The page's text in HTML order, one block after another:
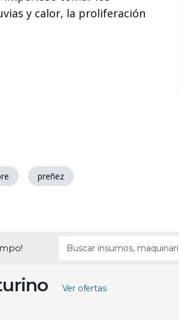
y calor, la proliferación
preñez
Ver ofertas